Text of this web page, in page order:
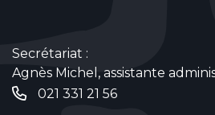
Secrétariat :
Agnès Michel, assistante
021 331 21 56